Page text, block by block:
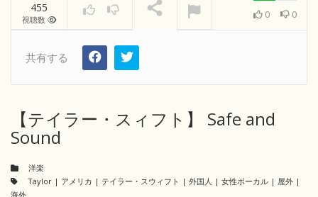
455
視聴数 0 0
共有する
【テイラー・スィフト】 Safe and
Sound
洋楽
Taylor | アメリカ | テイラー・スウィフト | 外国人 | 女性ボーカル | 屋外 |
海外